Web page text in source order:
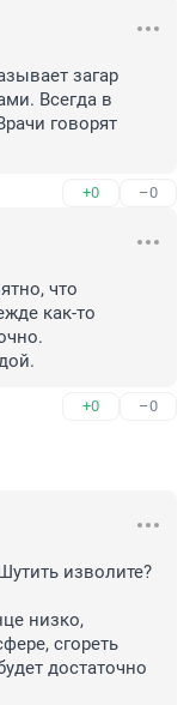
загар
Всегда в
говорят
+0 –0
что
как-то
+0 –0
изволите?
низко,
сгореть
достаточно